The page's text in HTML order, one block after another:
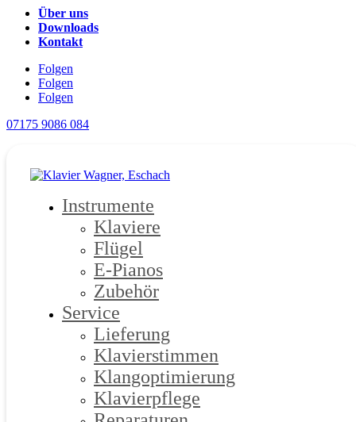
Über uns
Downloads
Kontakt
Folgen
Folgen
Folgen
07175 9086 084
Instrumente
Klaviere
Flügel
E-Pianos
Zubehör
Service
Lieferung
Klavierstimmen
Klangoptimierung
Klavierpflege